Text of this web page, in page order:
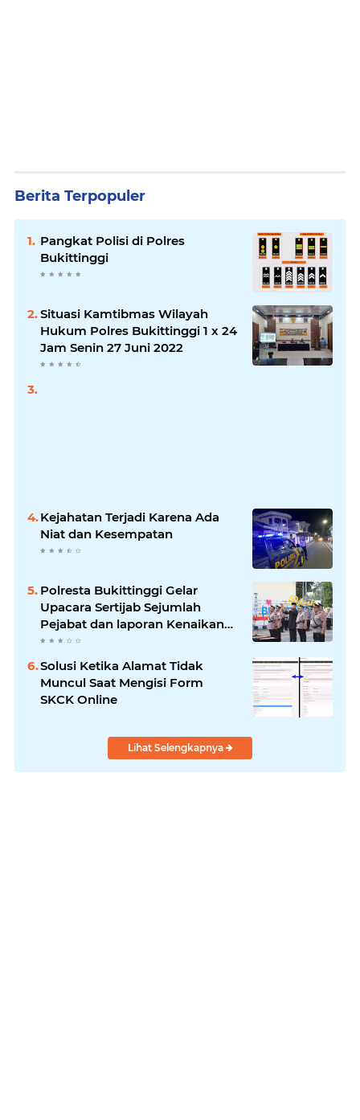
Berita Terpopuler
Pangkat Polisi di Polres
Bukittinggi
Situasi Kamtibmas Wilayah
Hukum Polres Bukittinggi 1 x 24
Jam Senin 27 Juni 2022
Kejahatan Terjadi Karena Ada
Niat dan Kesempatan
Polresta Bukittinggi Gelar
Upacara Sertijab Sejumlah
Pejabat dan laporan Kenaikan
Pangkat Pengabdian
Solusi Ketika Alamat Tidak
Muncul Saat Mengisi Form
SKCK Online
Lihat Selengkapnya